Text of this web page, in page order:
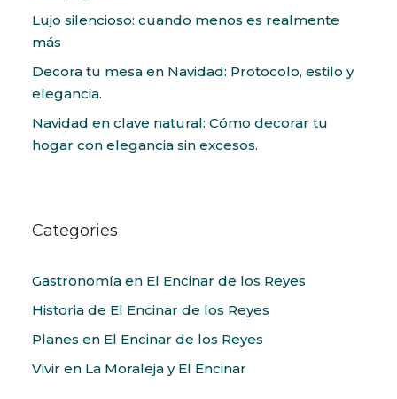
Lujo silencioso: cuando menos es realmente
más
Decora tu mesa en Navidad: Protocolo, estilo y
elegancia.
Navidad en clave natural: Cómo decorar tu
hogar con elegancia sin excesos.
Categories
Gastronomía en El Encinar de los Reyes
Historia de El Encinar de los Reyes
Planes en El Encinar de los Reyes
Vivir en La Moraleja y El Encinar